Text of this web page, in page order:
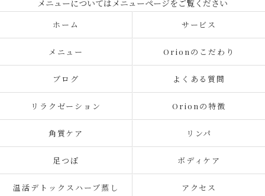
ホーム サービス
メニュー Orionのこだわり
ブログ よくある質問
リラクゼーション Orionの特徴
角質ケア リンパ
足つぼ ボディケア
温活デトックスハーブ蒸し アクセス